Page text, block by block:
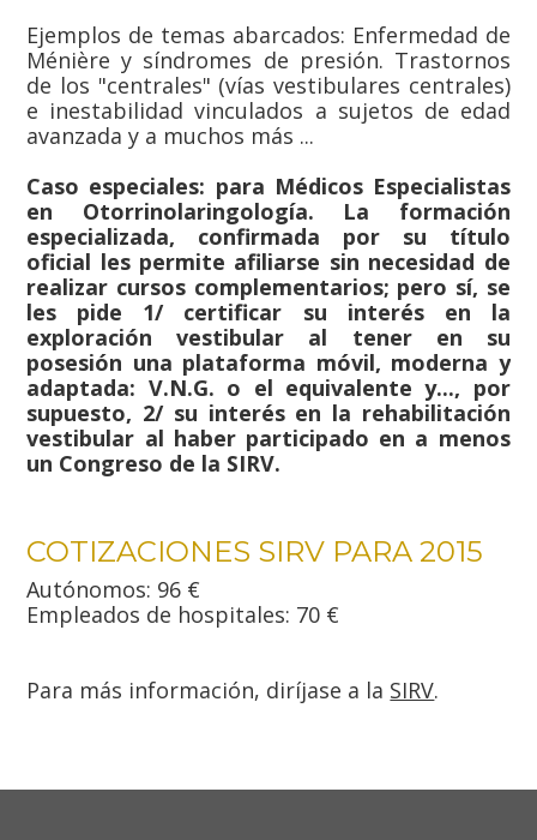
Ejemplos de temas abarcados: Enfermedad de
Ménière y síndromes de presión. Trastornos
de los "centrales" (vías vestibulares centrales)
e inestabilidad vinculados a sujetos de edad
avanzada y a muchos más ...
Caso especiales: para Médicos Especialistas
en Otorrinolaringología. La formación
especializada, confirmada por su título
oficial les permite afiliarse sin necesidad de
realizar cursos complementarios; pero sí, se
les pide 1/ certificar su interés en la
exploración vestibular al tener en su
posesión una plataforma móvil, moderna y
adaptada: V.N.G. o el equivalente y..., por
supuesto, 2/ su interés en la rehabilitación
vestibular al haber participado en a menos
un Congreso de la SIRV.
COTIZACIONES SIRV PARA 2015
Autónomos: 96 €
Empleados de hospitales: 70 €
Para más información, diríjase a la SIRV.